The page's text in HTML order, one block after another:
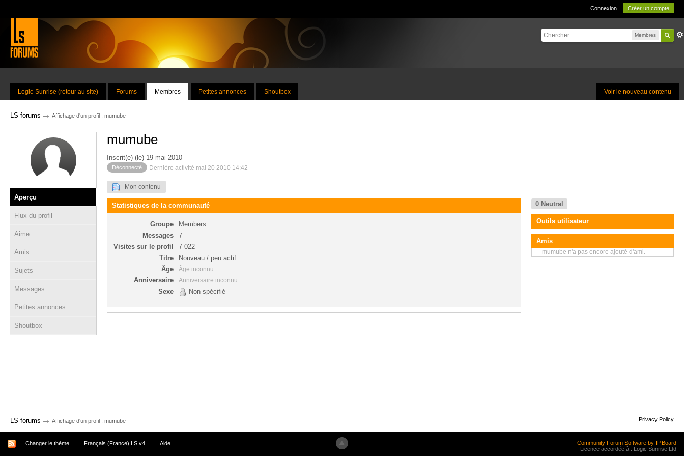
Connexion Créer un compte
Membres
Voir le nouveau contenu
Logic-Sunrise (retour au site) Forums Membres Petites annonces Shoutbox
LS forums → Affichage d'un profil : mumube
Aperçu
Flux du profil
Aime
Amis
Sujets
Messages
Petites annonces
Shoutbox
mumube
Inscrit(e) (le) 19 mai 2010
Déconnecté Dernière activité mai 20 2010 14:42
Mon contenu
Statistiques de la communauté
Groupe
Members
Messages
7
Visites sur le profil
7 022
Titre
Nouveau / peu actif
Âge
Âge inconnu
Anniversaire Anniversaire inconnu
Sexe Non spécifié
0 Neutral
Outils utilisateur
Amis
mumube n'a pas encore ajouté d'ami.
LS forums → Affichage d'un profil : mumube Privacy Policy
Changer le thème Français (France) LS v4 Aide
Community Forum Software by IP.Board
Licence accordée à : Logic Sunrise Ltd